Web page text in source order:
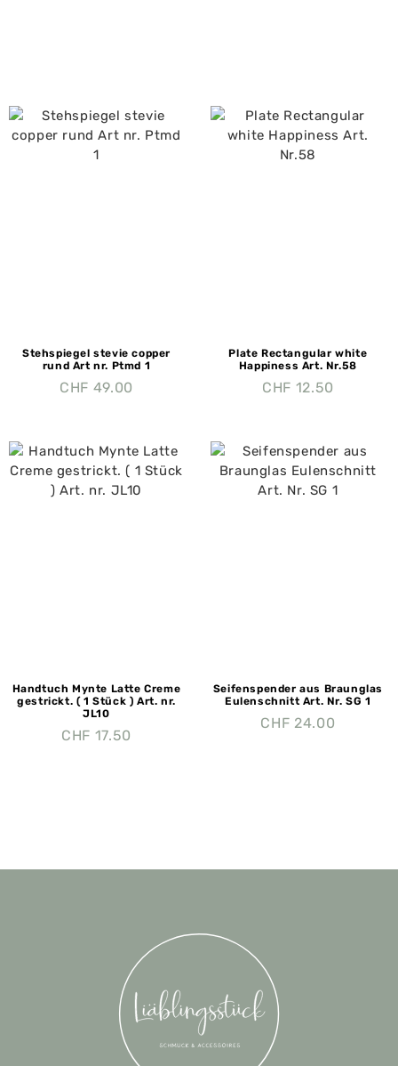
Stehspiegel stevie copper
rund Art nr. Ptmd 1
CHF 49.00
Plate Rectangular white
Happiness Art. Nr.58
CHF 12.50
Handtuch Mynte Latte Creme
gestrickt. ( 1 Stück ) Art. nr.
JL10
CHF 17.50
Seifenspender aus Braunglas
Eulenschnitt Art. Nr. SG 1
CHF 24.00